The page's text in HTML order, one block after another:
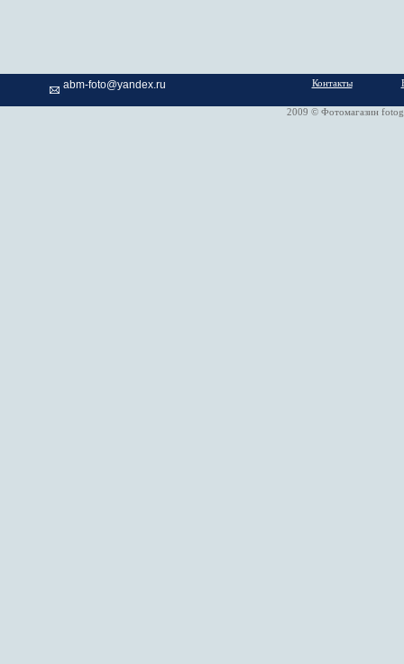
abm-foto@yandex.ru Контакты
2009 © Фотомагазин